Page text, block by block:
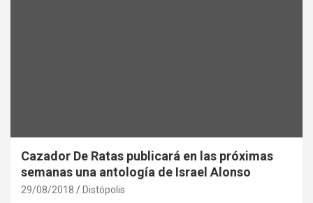
Cazador De Ratas publicará en las próximas
semanas una antología de Israel Alonso
29/08/2018 Distópolis